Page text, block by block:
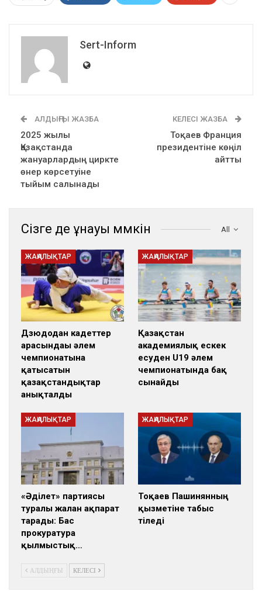
Sert-Inform
АЛДЫҢҒЫ ЖАЗБА
2025 жылы
Қазақстанда
жануарлардың циркте
өнер көрсетуіне
тыйым салынады
КЕЛЕСІ ЖАЗБА
Тоқаев Франция
президентіне көңіл
айтты
All
Сізге де ұнауы мүмкін
ЖАҢАЛЫҚТАР
Дзюдодан кадеттер
арасындағы әлем
чемпионатына
қатысатын
қазақстандықтар
анықталды
ЖАҢАЛЫҚТАР
Қазақстан
академиялық ескек
есуден U19 әлем
чемпионатында бақ
сынайды
ЖАҢАЛЫҚТАР
«Әділет» партиясы
туралы жалған ақпарат
тарады: Бас
прокуратура
қылмыстық…
ЖАҢАЛЫҚТАР
Тоқаев Пашинянның
қызметіне табыс
тіледі
АЛДЫҢҒЫ КЕЛЕСІ